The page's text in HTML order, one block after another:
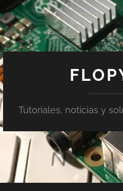
Tutoriales, noticias y